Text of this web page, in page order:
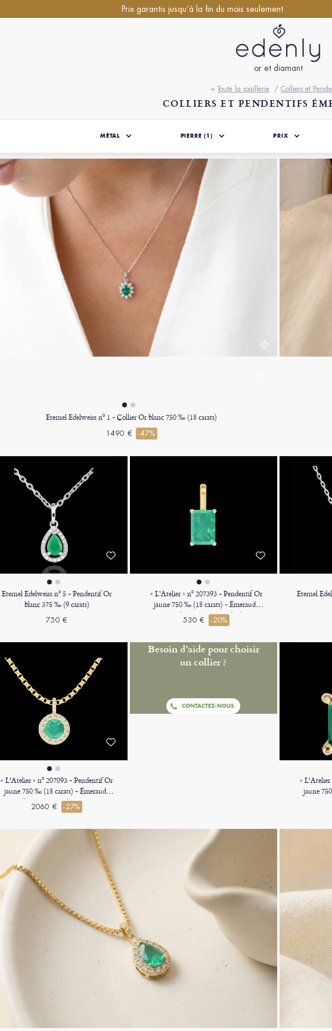
Prix garantis jusqu’à la fin du mois seulement
or et diamant
<Toute la joaillerie /Colliers et
COLLIERS ET PENDENTIFS
MÉTAL PIERRE (1) PRIX
Eternel Edelweiss nº 1 - Collier Or blanc 750 ‰ (18 carats)
1490 € -47%
Eternel Edelweiss nº 5 - Pendentif Or
blanc 375 ‰ (9 carats)
750 €
« L'Atelier » nº 207393 - Pendentif Or
jaune 750 ‰ (18 carats) - Émeraude
Rectangle 0.3 carat - Pas de chaîne
530 € -20%
Eternel
« L'Atelier » nº 207093 - Pendentif Or
jaune 750 ‰ (18 carats) - Émeraude
Rond 0.3 carat - Halo Diamant -
Sertissage Diamant - Chaîne
2060 € -27%
Besoin d’aide pour choisir
un collier ?
CONTACTEZ-NOUS
« L'Atelier
jaune